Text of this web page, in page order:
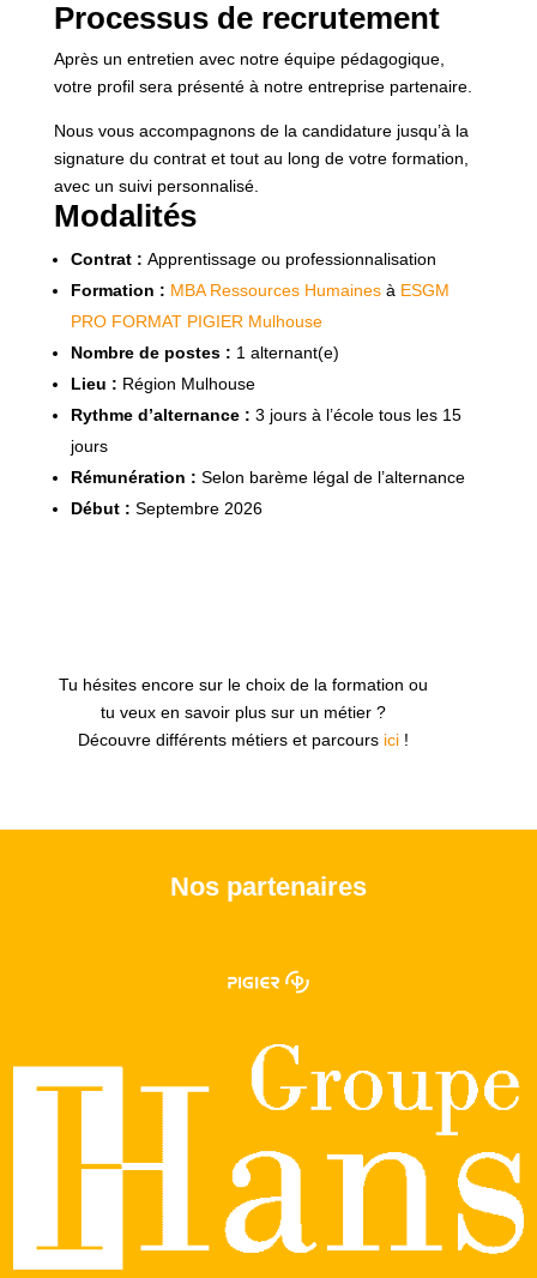
Processus de recrutement
Après un entretien avec notre équipe pédagogique,
votre profil sera présenté à notre entreprise partenaire.
Nous vous accompagnons de la candidature jusqu’à la
signature du contrat et tout au long de votre formation,
avec un suivi personnalisé.
Modalités
Contrat : Apprentissage ou professionnalisation
Formation : MBA Ressources Humainesà ESGM
PRO FORMAT PIGIER Mulhouse
Nombre de postes : 1 alternant(e)
Lieu : Région Mulhouse
Rythme d’alternance : 3 jours à l’école tous les 15
jours
Rémunération : Selon barème légal de l’alternance
Début : Septembre 2026
Tu hésites encore sur le choix de la formation ou
tu veux en savoir plus sur un métier ?
Découvre différents métiers et parcours ici!
Nos partenaires